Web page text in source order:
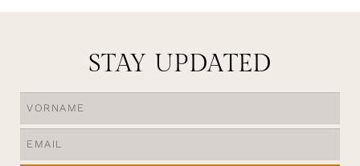
STAY UPDATED